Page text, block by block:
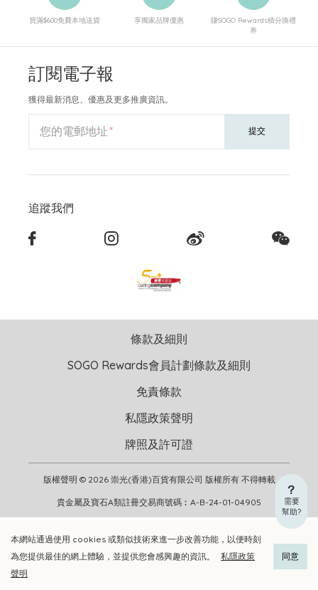
加入購物車 立即選購
本網站通過使用 cookies 或類似技術來進一步改善功能，以便時刻
為您提供最佳的網上體驗，並提供您會感興趣的資訊。
私隱政策
聲明
同意
需要
幫助?
買滿$600免費本地送貨 享獨家品牌優惠
賺SOGO Rewards積分換禮
券
訂閱電子報
獲得最新消息、優惠及更多推廣資訊。
您的電郵地址 提交
追蹤我們
版權聲明 © 2026 崇光(香港)百貨有限公司 版權所有 不得轉載
貴金屬及寶石A類註冊交易商號碼︰A-B-24-01-04905
條款及細則
SOGO Rewards會員計劃條款及細則
免責條款
私隱政策聲明
牌照及許可證